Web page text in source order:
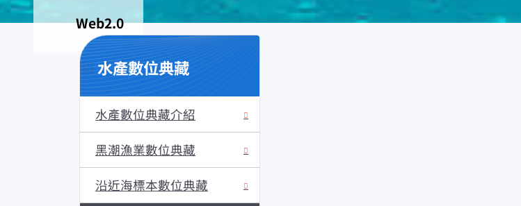
Web2.0
::: 水產數位典藏
水產數位典藏介紹
黑潮漁業數位典藏
沿近海標本數位典藏